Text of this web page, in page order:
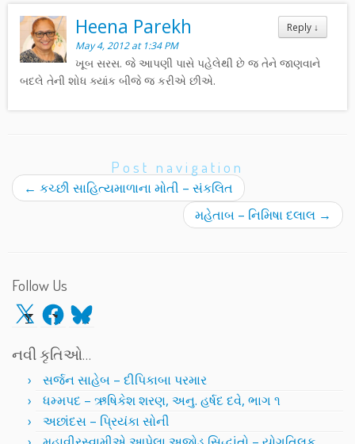
Reply ↓
Heena Parekh
May 4, 2012 at 1:34 PM
ખૂબ સરસ. જે આપણી પાસે પહેલેથી છે જ તેને જાણવાને
બદલે તેની શોધ ક્યાંક બીજે જ કરીએ છીએ.
Post navigation
← કચ્છી સાહિત્યમાળાના મોતી – સંકલિત
મહેતાબ – નિમિષા દલાલ →
Follow Us
X Facebook
Bluesky
નવી કૃતિઓ…
સર્જન સાહેબ – દીપિકાબા પરમાર
ધમ્મપદ – ઋષિકેશ શરણ, અનુ. હર્ષદ દવે, ભાગ ૧
અછાંદસ – પ્રિયંકા સોની